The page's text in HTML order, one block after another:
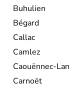
Buhulien
Bégard
Callac
Camlez
Caouënnec-
Carnoët